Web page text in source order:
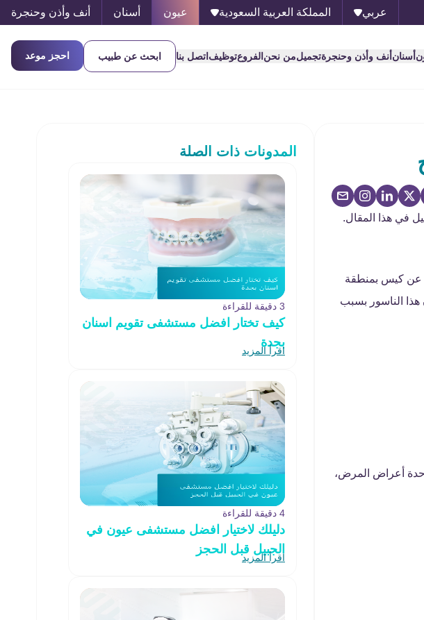
عربي المملكة العربية السعودية عيون أسنان أنف وأذن وحنجرة
أسنان أنف وأذن وحنجرةتجميلمن نحن الفروعتوظيف اتصل بنا ابحث عن طبيب احجز موعد
في هذا المقال.
عن كيس بمنطقة
الناسور بسبب
حدة أعراض المرض،
المدونات ذات الصلة
3 دقيقة للقراءة
كيف تختار افضل مستشفى تقويم اسنان
بجدة
اقرأ المزيد
4 دقيقة للقراءة
دليلك لاختيار افضل مستشفى عيون في
الجبيل قبل الحجز
اقرأ المزيد